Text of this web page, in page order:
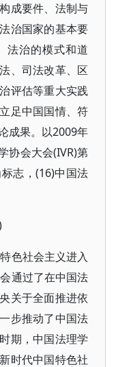
成要件、法制与
治国家的基本要
法治的模式和道
、司法改革、区
评估等重大实践
足中国国情、符
成果。以2009年
协会大会(IVR)第
志，(16)中国法
色社会主义进入
通过了在中国法
关于全面推进依
步推动了中国法
期，中国法理学
时代中国特色社